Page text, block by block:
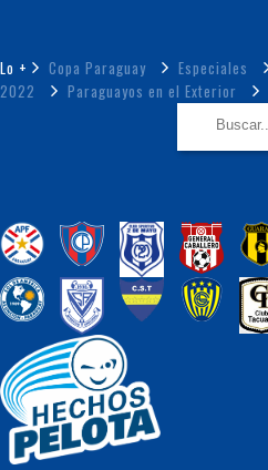
Lo + Copa Paraguay Especiales
2022
Paraguayos en el Exterior